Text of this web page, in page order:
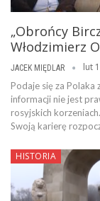
„Obrońcy
Włodzimierz
JACEK MIĘDLAR lut
Podaje się za Polaka
informacji nie jest
rosyjskich
Swoją karierę
HISTORIA